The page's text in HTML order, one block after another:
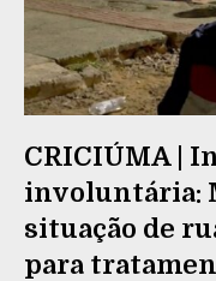
CRICIÚMA |
involuntária:
situação de
para